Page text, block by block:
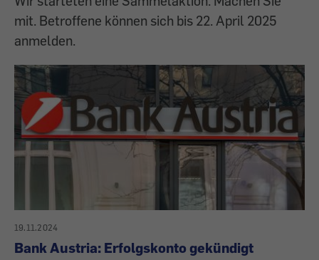
mit. Betroffene können sich bis 22. April 2025
anmelden.
19.11.2024
Bank Austria: Erfolgskonto gekündigt